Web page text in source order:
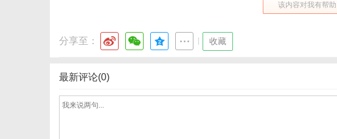
该内容对我有帮助
分享至： 收藏
最新评论(0)